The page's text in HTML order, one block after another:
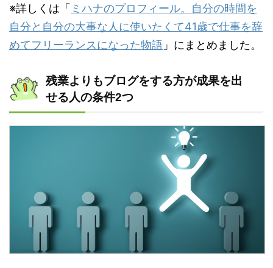
※詳しくは「 ミハナのプロフィール。自分の時間を
自分と自分の大事な人に使いたくて41歳で仕事を辞
めてフリーランスになった物語 」にまとめました。
残業よりもブログをする方が成果を出
せる人の条件2つ